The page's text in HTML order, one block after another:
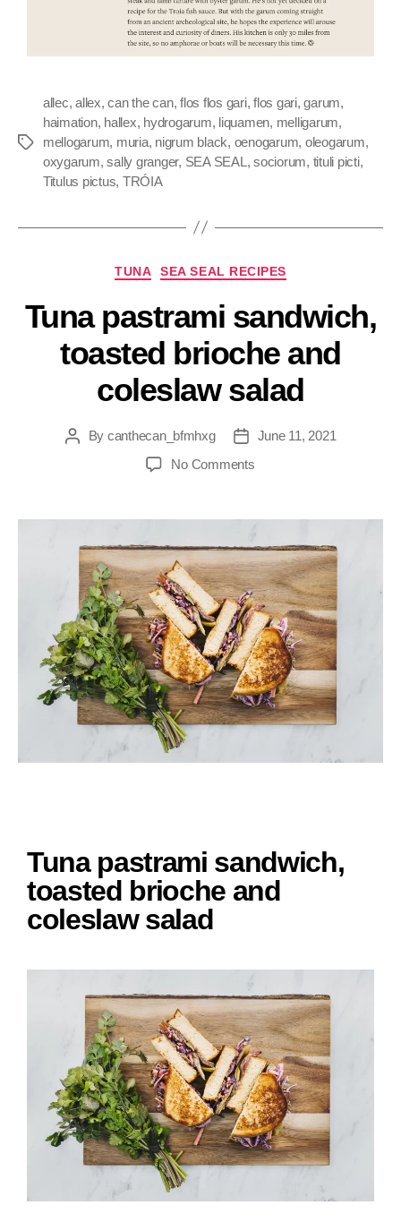
allec,allex,can the can,flos flos gari,flos gari,garum,
haimation, hallex, hydrogarum, liquamen, melligarum,
mellogarum, muria, nigrum black, oenogarum, oleogarum,
oxygarum,sally granger, SEA SEAL ,sociorum, tituli picti,
Titulus pictus, TRÓIA
TUNA SEA SEAL RECIPES
Tuna pastrami sandwich,
toasted brioche and
coleslaw salad
By canthecan_bfmhxg
June 11, 2021
No Comments
Tuna pastrami sandwich,
toasted brioche and
coleslaw salad